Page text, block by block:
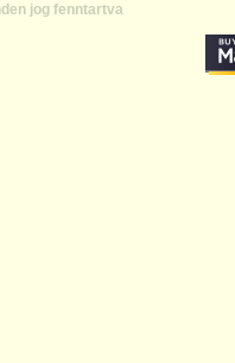
jog fenntartva